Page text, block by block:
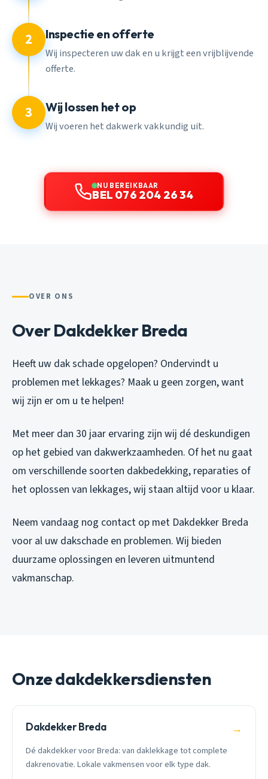
2 Inspectie en offerte
Wij inspecteren uw dak en u krijgt een vrijblijvende
offerte.
3 Wij lossen het op
Wij voeren het dakwerk vakkundig uit.
NU BEREIKBAAR
BEL 076 204 26 34
OVER ONS
Over Dakdekker Breda
Heeft uw dak schade opgelopen? Ondervindt u
problemen met lekkages? Maak u geen zorgen, want
wij zijn er om u te helpen!
Met meer dan 30 jaar ervaring zijn wij dé deskundigen
op het gebied van dakwerkzaamheden. Of het nu gaat
om verschillende soorten dakbedekking, reparaties of
het oplossen van lekkages, wij staan altijd voor u klaar.
Neem vandaag nog contact op met Dakdekker Breda
voor al uw dakschade en problemen. Wij bieden
duurzame oplossingen en leveren uitmuntend
vakmanschap.
Onze dakdekkersdiensten
Dakdekker Breda →
Dé dakdekker voor Breda: van daklekkage tot complete
dakrenovatie. Lokale vakmensen voor elk type dak.